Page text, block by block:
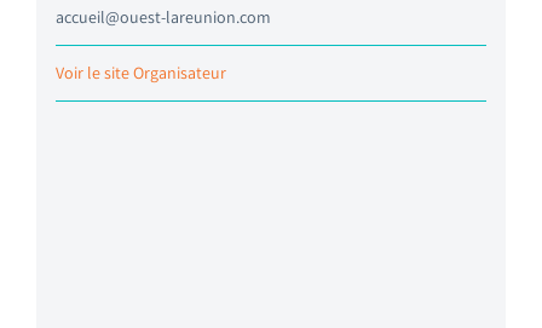
accueil@ouest-lareunion.com
Voir le site Organisateur